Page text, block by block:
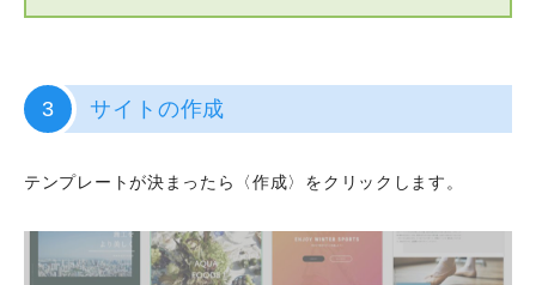
3 サイトの作成
テンプレートが決まったら〈作成〉をクリックします。